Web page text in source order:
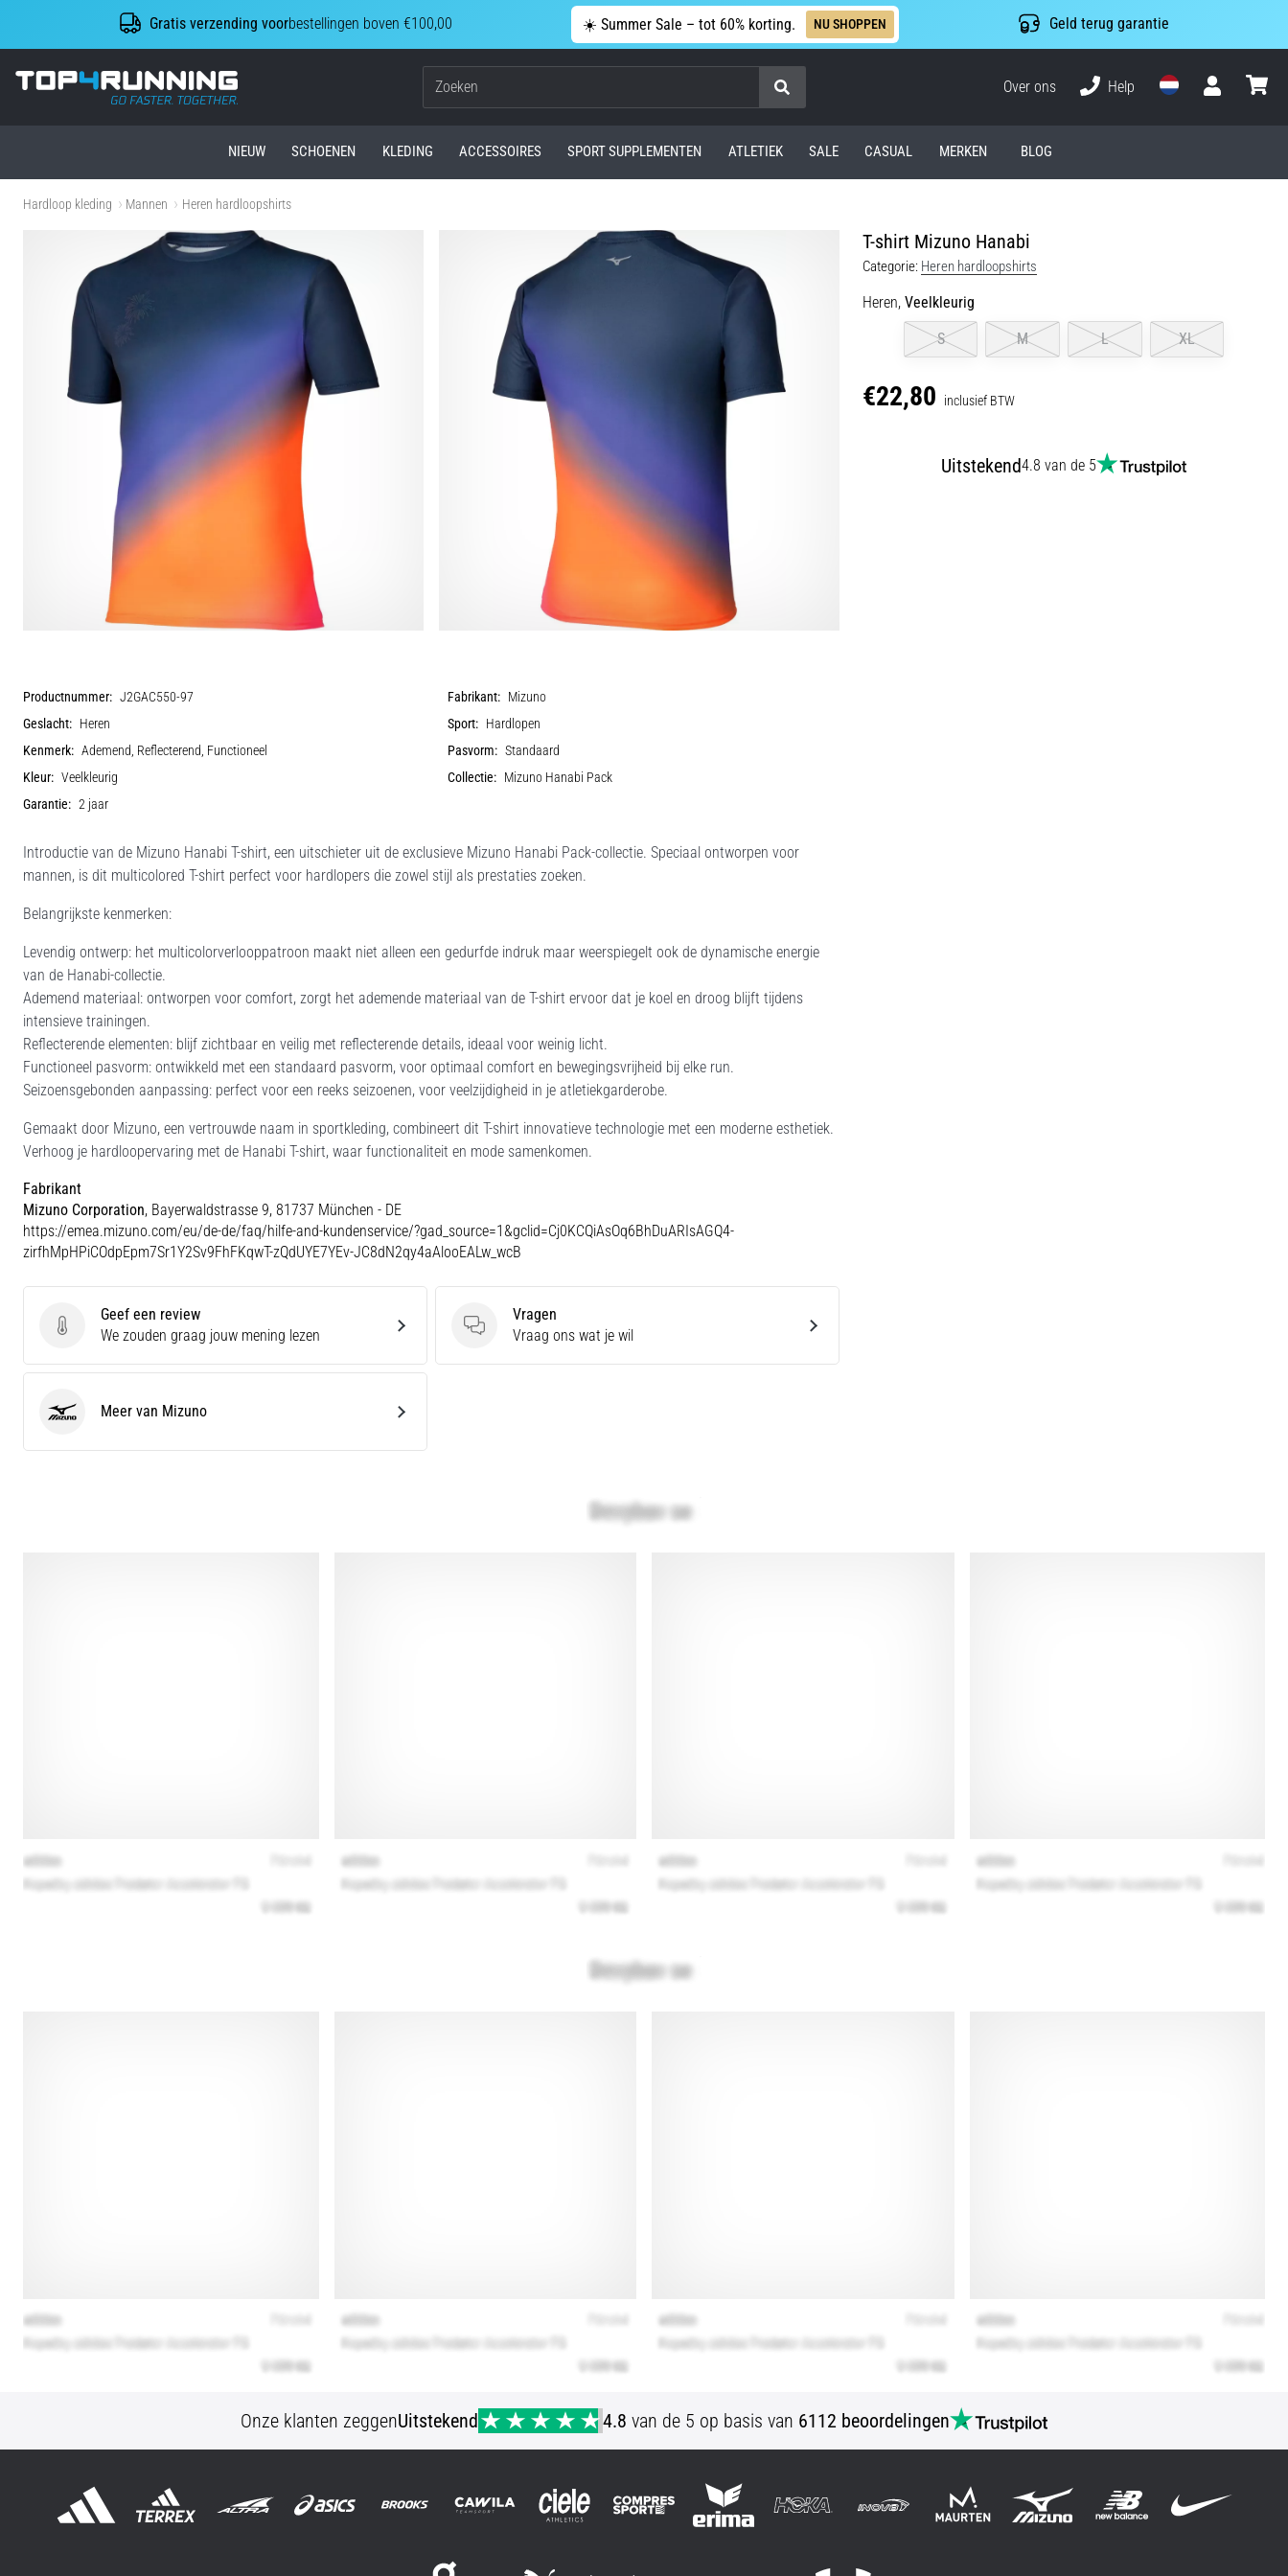
Gratis verzending voorbestellingen boven €100,00 ☀️ Summer Sale – tot 60% korting. NU SHOPPEN Geld terug garantie
Top4Running.be
Zoeken
Over ons
Help
NIEUW SCHOENEN KLEDING ACCESSOIRES SPORT SUPPLEMENTEN ATLETIEK SALE CASUAL MERKEN BLOG
Hardloop kleding Mannen Heren hardloopshirts
T-shirt Mizuno Hanabi
Categorie: Heren hardloopshirts
Heren, Veelkleurig
S
M L XL
€22,80 inclusief BTW
Uitstekend4.8 van de 5
Productnummer: J2GAC550-97 Fabrikant: Mizuno
Geslacht: Heren Sport: Hardlopen
Kenmerk: Ademend, Reflecterend, Functioneel Pasvorm: Standaard
Kleur: Veelkleurig Collectie: Mizuno Hanabi Pack
Garantie: 2 jaar
Introductie van de Mizuno Hanabi T-shirt, een uitschieter uit de exclusieve Mizuno Hanabi Pack-collectie. Speciaal ontworpen voor
mannen, is dit multicolored T-shirt perfect voor hardlopers die zowel stijl als prestaties zoeken.
Belangrijkste kenmerken:
Levendig ontwerp: het multicolorverlooppatroon maakt niet alleen een gedurfde indruk maar weerspiegelt ook de dynamische energie
van de Hanabi-collectie.
Ademend materiaal: ontworpen voor comfort, zorgt het ademende materiaal van de T-shirt ervoor dat je koel en droog blijft tijdens
intensieve trainingen.
Reflecterende elementen: blijf zichtbaar en veilig met reflecterende details, ideaal voor weinig licht.
Functioneel pasvorm: ontwikkeld met een standaard pasvorm, voor optimaal comfort en bewegingsvrijheid bij elke run.
Seizoensgebonden aanpassing: perfect voor een reeks seizoenen, voor veelzijdigheid in je atletiekgarderobe.
Gemaakt door Mizuno, een vertrouwde naam in sportkleding, combineert dit T-shirt innovatieve technologie met een moderne esthetiek.
Verhoog je hardloopervaring met de Hanabi T-shirt, waar functionaliteit en mode samenkomen.
Fabrikant
Mizuno Corporation, Bayerwaldstrasse 9, 81737 München - DE
https://emea.mizuno.com/eu/de-de/faq/hilfe-and-kundenservice/?gad_source=1&gclid=Cj0KCQiAsOq6BhDuARIsAGQ4-
zirfhMpHPiCOdpEpm7Sr1Y2Sv9FhFKqwT-zQdUYE7YEv-JC8dN2qy4aAlooEALw_wcB
Geef een review
Geef een review
We zouden graag jouw mening lezen
Vragen
Vragen
Vraag ons wat je wil
MizunoMeer van Mizuno
Onze klanten zeggenUitstekend 4.8 van de 5 op basis van 6112 beoordelingen